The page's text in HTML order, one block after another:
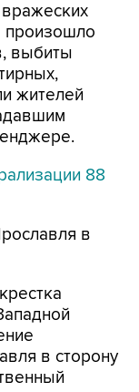
выбиты
жителей
88
в
в сторону